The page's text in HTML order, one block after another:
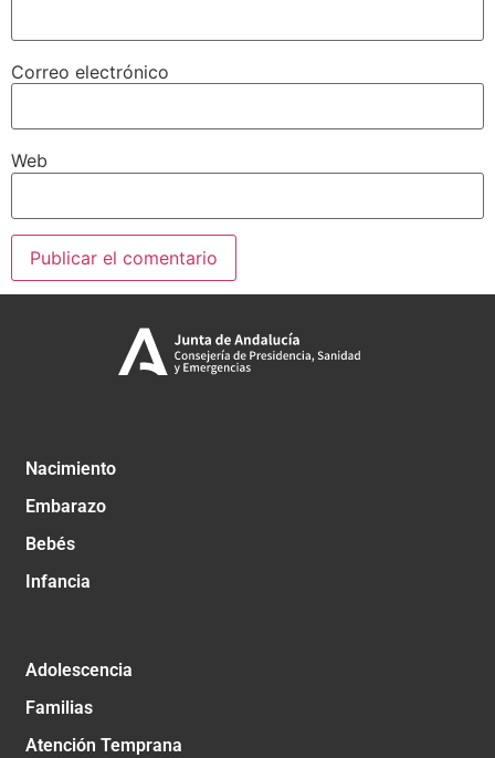
Correo electrónico
Web
Nacimiento
Embarazo
Bebés
Infancia
Adolescencia
Familias
Atención Temprana